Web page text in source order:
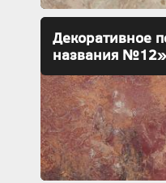
Декоративное
названия №12»